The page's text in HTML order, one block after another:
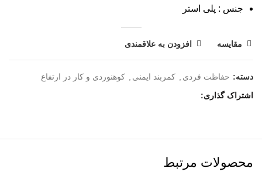
جنس : پلی استر
مقایسه افزودن به علاقمندی
دسته: حفاظت فردی کمربند ایمنی کوهنوردی و کار در ارتفاع
اشتراک گذاری
محصولات مرتبط